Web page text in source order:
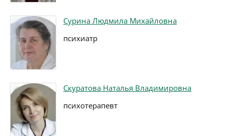
Сурина Людмила Михайловна
психиатр
Скуратова Наталья Владимировна
психотерапевт